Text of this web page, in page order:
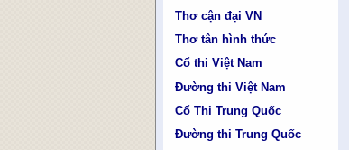
Thơ cận đại VN
Thơ tân hình thức
Cổ thi Việt Nam
Đường thi Việt Nam
Cổ Thi Trung Quốc
Đường thi Trung Quốc